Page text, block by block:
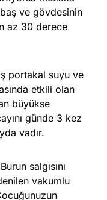
baş ve gövdesinin
az 30 derece
portakal suyu ve
etkili olan
büyükse
günde 3 kez
vadır.
Burun salgısını
vakumlu